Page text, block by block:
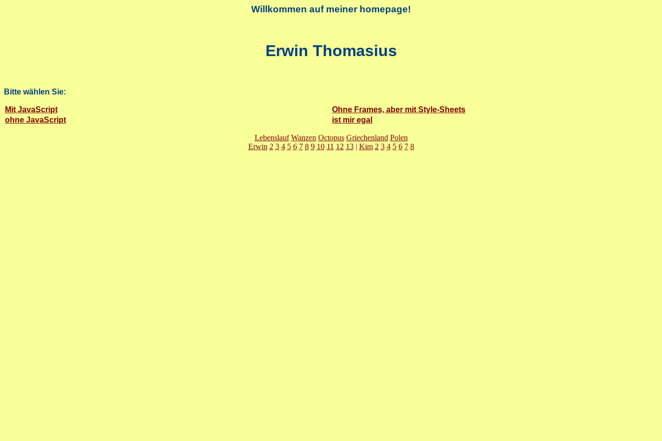
Willkommen auf meiner homepage!
Erwin Thomasius
Bitte wählen Sie:
Mit JavaScript
Ohne Frames, aber mit Style-Sheets
ohne JavaScript
ist mir egal
Lebenslauf Wanzen Octopus Griechenland Polen
Erwin 2 3 4 5 6 7 8 9 10 11 12 13| Kim 2 3 4 5 6 7 8